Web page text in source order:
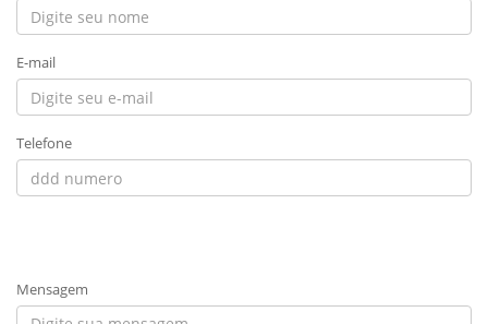
E-mail
Telefone
Mensagem